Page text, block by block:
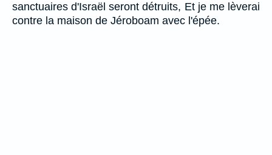
sanctuaires d'Israël seront détruits, Et je me lèverai
contre la maison de Jéroboam avec l'épée.